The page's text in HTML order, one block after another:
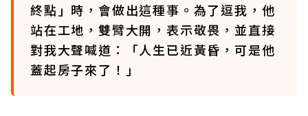
終點」時，會做出這種事。為了逗我，他
站在工地，雙臂大開，表示敬畏，並直接
對我大聲喊道：「人生已近黃昏，可是他
蓋起房子來了！」